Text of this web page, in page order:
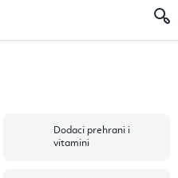
Dodaci prehrani i
vitamini